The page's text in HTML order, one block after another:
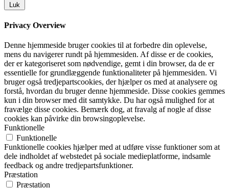
Luk
Privacy Overview
Denne hjemmeside bruger cookies til at forbedre din oplevelse,
mens du navigerer rundt på hjemmesiden. Af disse er de cookies,
der er kategoriseret som nødvendige, gemt i din browser, da de er
essentielle for grundlæggende funktionaliteter på hjemmesiden. Vi
bruger også tredjepartscookies, der hjælper os med at analysere og
forstå, hvordan du bruger denne hjemmeside. Disse cookies gemmes
kun i din browser med dit samtykke. Du har også mulighed for at
fravælge disse cookies. Bemærk dog, at fravalg af nogle af disse
cookies kan påvirke din browsingoplevelse.
Funktionelle
Funktionelle
Funktionelle cookies hjælper med at udføre visse funktioner som at
dele indholdet af webstedet på sociale medieplatforme, indsamle
feedback og andre tredjepartsfunktioner.
Præstation
Præstation